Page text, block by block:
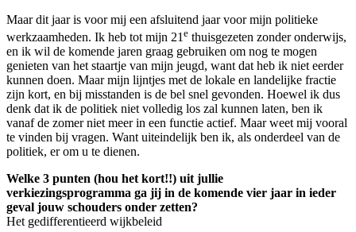
Maar dit jaar is voor mij een afsluitend jaar voor mijn politieke
werkzaamheden. Ik heb tot mijn 21 e thuisgezeten zonder onderwijs,
en ik wil de komende jaren graag gebruiken om nog te mogen
genieten van het staartje van mijn jeugd, want dat heb ik niet eerder
kunnen doen. Maar mijn lijntjes met de lokale en landelijke fractie
zijn kort, en bij misstanden is de bel snel gevonden. Hoewel ik dus
denk dat ik de politiek niet volledig los zal kunnen laten, ben ik
vanaf de zomer niet meer in een functie actief. Maar weet mij vooral
te vinden bij vragen. Want uiteindelijk ben ik, als onderdeel van de
politiek, er om u te dienen.
Welke 3 punten (hou het kort!!) uit jullie
verkiezingsprogramma ga jij in de komende vier jaar in ieder
geval jouw schouders onder zetten?
Het gedifferentieerd wijkbeleid